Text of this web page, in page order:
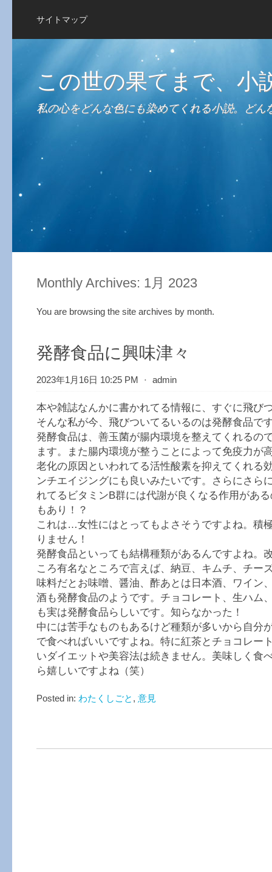
サイトマップ
この世の果てまで、小
私の心をどんな色にも染めてくれる小説。ど
Monthly Archives: 1月 2023
You are browsing the site archives by month.
発酵食品に興味津々
2023年1月16日 10:25 PM ⋅ admin
本や雑誌なんかに書かれてる情報に、すぐに飛び
そんな私が今、飛びついてるいるのは発酵食品で
発酵食品は、善玉菌が腸内環境を整えてくれるの
ます。また腸内環境が整うことによって免疫力が
老化の原因といわれてる活性酸素を抑えてくれる
ンチエイジングにも良いみたいです。さらにさら
れてるビタミンB群には代謝が良くなる作用があ
もあり！？
これは…女性にはとってもよさそうですよね。積
りません！
発酵食品といっても結構種類があるんですよね。
ころ有名なところで言えば、納豆、キムチ、チー
味料だとお味噌、醤油、酢あとは日本酒、ワイン
酒も発酵食品のようです。チョコレート、生ハム
も実は発酵食品らしいです。知らなかった！
中には苦手なものもあるけど種類が多いから自分
で食べればいいですよね。特に紅茶とチョコレー
いダイエットや美容法は続きません。美味しく食
ら嬉しいですよね（笑）
Posted in: わたくしごと , 意見